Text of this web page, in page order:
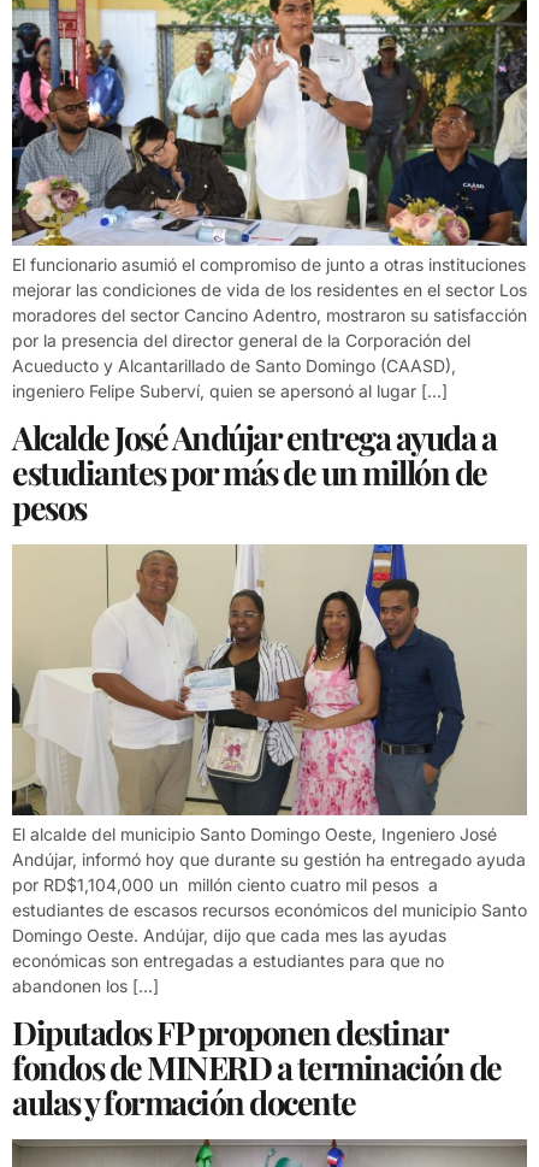
El funcionario asumió el compromiso de junto a otras instituciones
mejorar las condiciones de vida de los residentes en el sector Los
moradores del sector Cancino Adentro, mostraron su satisfacción
por la presencia del director general de la Corporación del
Acueducto y Alcantarillado de Santo Domingo (CAASD),
ingeniero Felipe Suberví, quien se apersonó al lugar […]
Alcalde José Andújar entrega ayuda a
estudiantes por más de un millón de
pesos
El alcalde del municipio Santo Domingo Oeste, Ingeniero José
Andújar, informó hoy que durante su gestión ha entregado ayuda
por RD$1,104,000 un millón ciento cuatro mil pesos a
estudiantes de escasos recursos económicos del municipio Santo
Domingo Oeste. Andújar, dijo que cada mes las ayudas
económicas son entregadas a estudiantes para que no
abandonen los […]
Diputados FP proponen destinar
fondos de MINERD a terminación de
aulas y formación docente